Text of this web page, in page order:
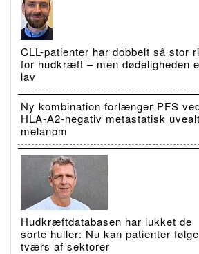
CLL-patienter har dobbelt så stor
for hudkræft – men dødeligheden
lav
Ny kombination forlænger PFS
HLA-A2-negativ metastatisk uvealt
melanom
Hudkræftdatabasen har lukket de
sorte huller: Nu kan patienter
tværs af sektorer